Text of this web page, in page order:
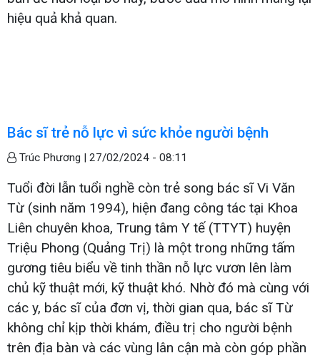
hiệu quả khả quan.
Bác sĩ trẻ nỗ lực vì sức khỏe người bệnh
Trúc Phương | 27/02/2024 - 08:11
Tuổi đời lẫn tuổi nghề còn trẻ song bác sĩ Vi Văn
Từ (sinh năm 1994), hiện đang công tác tại Khoa
Liên chuyên khoa, Trung tâm Y tế (TTYT) huyện
Triệu Phong (Quảng Trị) là một trong những tấm
gương tiêu biểu về tinh thần nỗ lực vươn lên làm
chủ kỹ thuật mới, kỹ thuật khó. Nhờ đó mà cùng với
các y, bác sĩ của đơn vị, thời gian qua, bác sĩ Từ
không chỉ kịp thời khám, điều trị cho người bệnh
trên địa bàn và các vùng lân cận mà còn góp phần